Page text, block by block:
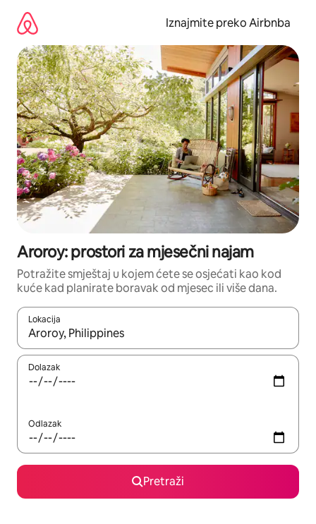
sadržaj
Iznajmite preko Airbnba
Aroroy: prostori za mjesečni najam
Potražite smještaj u kojem ćete se osjećati kao kod
kuće kad planirate boravak od mjesec ili više dana.
Lokacija
Kada budu dostupni rezultati, moći ćete ih pregledati
Dolazak
Odlazak
Pretraži